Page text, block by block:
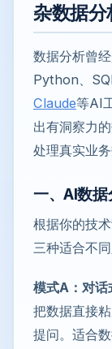
杂数据分
数据分析曾
Python、
Claude等AI
出有洞察力
处理真实业务
一、AI数
根据你的技
三种适合不
模式A：对话
把数据直接
提问。适合